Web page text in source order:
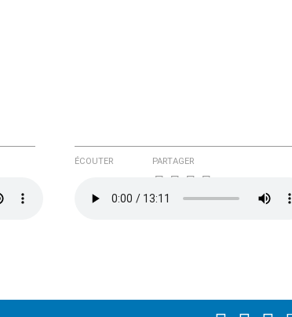
ÉCOUTER PARTAGER